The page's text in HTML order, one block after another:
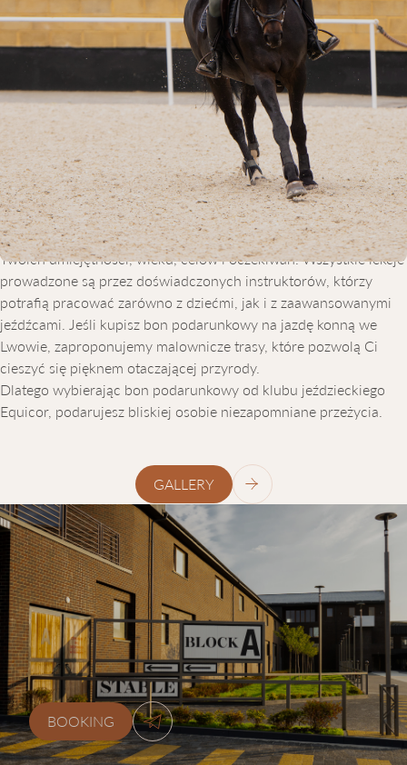
DLACZEGO WARTO WYBRAĆ
EQUICOR
Nasz klub jeździecki to nowoczesny kompleks, który zapewnia
wszystko, co potrzebne do bezpiecznej i komfortowej nauki
jazdy konnej. Oferujemy zarówno otwarte, jak i kryte
ujeżdżalnie, dzięki czemu zajęcia mogą odbywać się o każdej
porze roku. Gwarantujemy indywidualne podejście do każdego
klienta – i to nie są tylko słowa. Program dostosowujemy do
Twoich umiejętności, wieku, celów i oczekiwań. Wszystkie lekcje
prowadzone są przez doświadczonych instruktorów, którzy
potrafią pracować zarówno z dziećmi, jak i z zaawansowanymi
jeźdźcami. Jeśli kupisz bon podarunkowy na jazdę konną we
Lwowie, zaproponujemy malownicze trasy, które pozwolą Ci
cieszyć się pięknem otaczającej przyrody.
Dlatego wybierając bon podarunkowy od klubu jeździeckiego
Equicor, podarujesz bliskiej osobie niezapomniane przeżycia.
GALLERY
ЗВ’ЯЖІТЬСЯ З НАМИ
+38 (077) 0778870
kskequicor@gmail.com
BOOKING